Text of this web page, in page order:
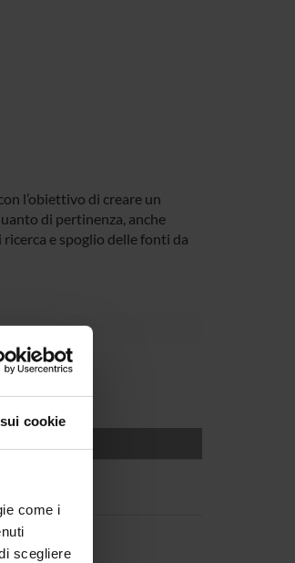
cookie
come i
scegliere
l’obiettivo di creare un
di pertinenza, anche
e spoglio delle fonti da